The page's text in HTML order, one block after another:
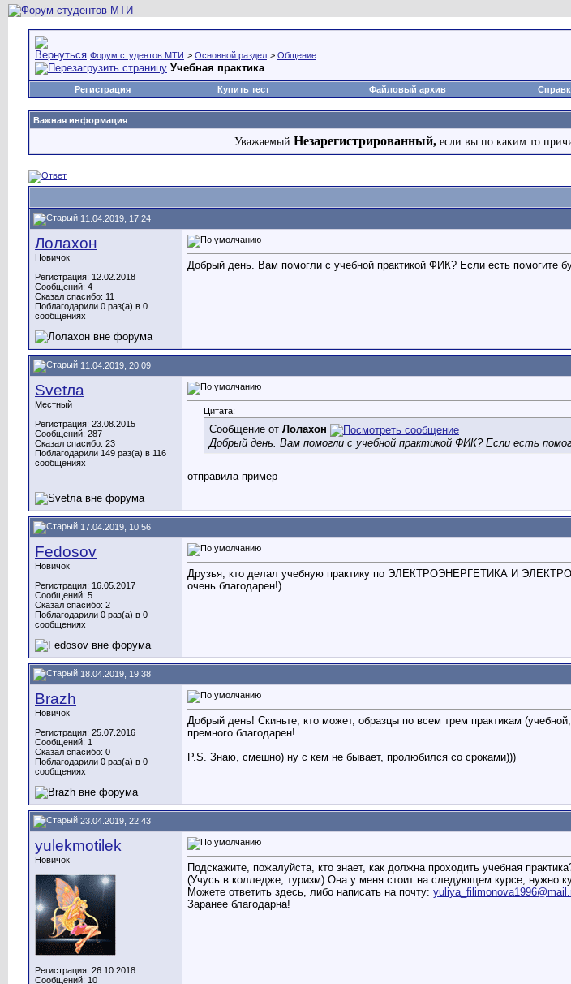
Форум студентов МТИ > Основной раздел > Общение
Учебная практика
Регистрация Купить тест Файловый архив
Важная информация
Уважаемый Незарегистрированный, если вы по каким то
11.04.2019, 17:24
Лолахон
Новичок
Регистрация: 12.02.2018
Сообщений: 4
Сказал спасибо: 11
Поблагодарили 0 раз(а) в 0
сообщениях
Добрый день. Вам помогли с учебной практикой ФИК? Если есть помогите
11.04.2019, 20:09
Svetла
Местный
Регистрация: 23.08.2015
Сообщений: 287
Сказал спасибо: 23
Поблагодарили 149 раз(а) в 116
сообщениях
Цитата:
Сообщение от Лолахон
Добрый день. Вам помогли с учебной практикой ФИК? Если есть
отправила пример
17.04.2019, 10:56
Fedosov
Новичок
Регистрация: 16.05.2017
Сообщений: 5
Сказал спасибо: 2
Поблагодарили 0 раз(а) в 0
сообщениях
Друзья, кто делал учебную практику по ЭЛЕКТРОЭНЕРГЕТИКА И
очень благодарен!)
18.04.2019, 19:38
Brazh
Новичок
Регистрация: 25.07.2016
Сообщений: 1
Сказал спасибо: 0
Поблагодарили 0 раз(а) в 0
сообщениях
Добрый день! Скиньте, кто может, образцы по всем трем практикам
премного благодарен!
P.S. Знаю, смешно) ну с кем не бывает, пролюбился со сроками)))
23.04.2019, 22:43
yulekmotilek
Новичок
Регистрация: 26.10.2018
Сообщений: 10
Подскажите, пожалуйста, кто знает, как должна проходить учебная
(Учусь в колледже, туризм) Она у меня стоит на следующем курсе, нужно
Можете ответить здесь, либо написать на почту:
Заранее благодарна!